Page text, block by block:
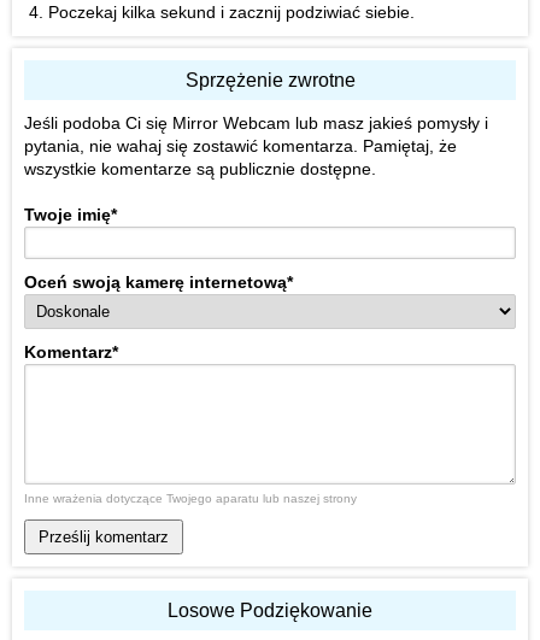
Poczekaj kilka sekund i zacznij podziwiać siebie.
Sprzężenie zwrotne
Jeśli podoba Ci się Mirror Webcam lub masz jakieś pomysły i
pytania, nie wahaj się zostawić komentarza. Pamiętaj, że
wszystkie komentarze są publicznie dostępne.
Twoje imię*
Oceń swoją kamerę internetową*
Komentarz*
Inne wrażenia dotyczące Twojego aparatu lub naszej strony
Prześlij komentarz
Losowe Podziękowanie